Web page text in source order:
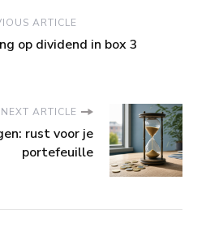
ARTICLE
op dividend in box 3
NEXT ARTICLE
rust voor je
portefeuille